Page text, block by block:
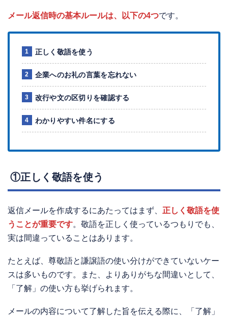
メール返信時の基本ルールは、以下の4つです。
正しく敬語を使う
企業へのお礼の言葉を忘れない
改行や文の区切りを確認する
わかりやすい件名にする
①正しく敬語を使う
返信メールを作成するにあたってはまず、 正しく敬語を使
うことが重要です。敬語を正しく使っているつもりでも、
実は間違っていることはあります。
たとえば、尊敬語と謙譲語の使い分けができていないケー
スは多いものです。また、よりありがちな間違いとして、
「了解」の使い方も挙げられます。
メールの内容について了解した旨を伝える際に、「了解」